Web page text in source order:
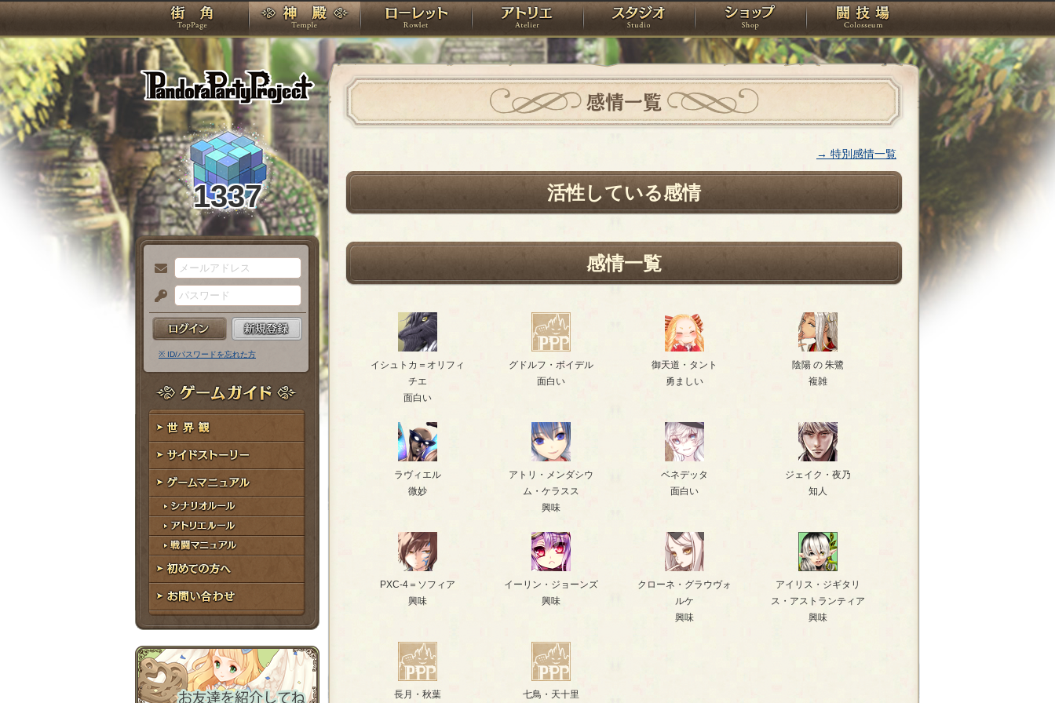
PandoraPartyProject
TOP 神殿 ローレット アトリエ スタジオ ショップ 闘技場
1337
メ
ー
ル
ア
ド
レ
ス
パ
ス
ー
ド
※ ID/パスワードを忘れた方
ゲームガイド
世界観
サイドストーリー
ゲームマニュアル
シナリオルール
アトリエルール
戦闘マニュアル
初めての方へ
お問い合わせ
感情一覧
→ 特別感情一覧
活性している感情
感情一覧
イシュトカ＝オリフィ
チエ
面白い
グドルフ・ボイデル
面白い
御天道・タント
勇ましい
陰陽 の 朱鷺
複雑
ラヴィエル
微妙
アトリ・メンダシウ
ム・ケラスス
興味
ベネデッタ
面白い
ジェイク・夜乃
知人
PXC-4＝ソフィア
興味
イーリン・ジョーンズ
興味
クローネ・グラウヴォ
ルケ
興味
アイリス・ジギタリ
ス・アストランティア
興味
長月・秋葉 七鳥・天十里